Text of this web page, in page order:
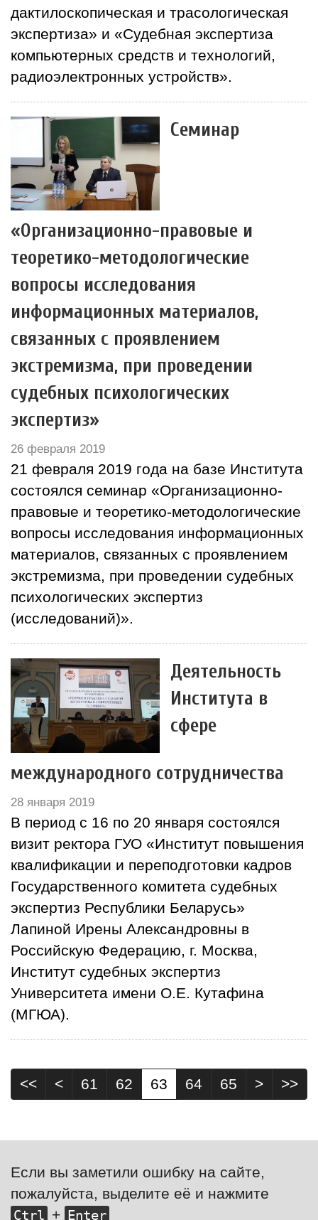
дактилоскопическая и трасологическая
экспертиза» и «Судебная экспертиза
компьютерных средств и технологий,
радиоэлектронных устройств».
Семинар
«Организационно-правовые и
теоретико-методологические
вопросы исследования
информационных материалов,
связанных с проявлением
экстремизма, при проведении
судебных психологических
экспертиз»
26 февраля 2019
21 февраля 2019 года на базе Института
состоялся семинар «Организационно-
правовые и теоретико-методологические
вопросы исследования информационных
материалов, связанных с проявлением
экстремизма, при проведении судебных
психологических экспертиз
(исследований)».
Деятельность
Института в
сфере
международного сотрудничества
28 января 2019
В период с 16 по 20 января состоялся
визит ректора ГУО «Институт повышения
квалификации и переподготовки кадров
Государственного комитета судебных
экспертиз Республики Беларусь»
Лапиной Ирены Александровны в
Российскую Федерацию, г. Москва,
Институт судебных экспертиз
Университета имени О.Е. Кутафина
(МГЮА).
<< < 61 62 63 64 65 > >>
Если вы заметили ошибку на сайте,
пожалуйста, выделите её и нажмите
Ctrl + Enter